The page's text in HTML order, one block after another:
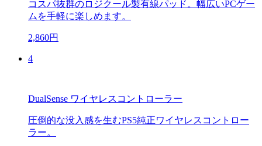
コスパ抜群のロジクール製有線パッド。幅広いPCゲー
ムを手軽に楽しめます。
2,860円
4
DualSense ワイヤレスコントローラー
圧倒的な没入感を生むPS5純正ワイヤレスコントロー
ラー。